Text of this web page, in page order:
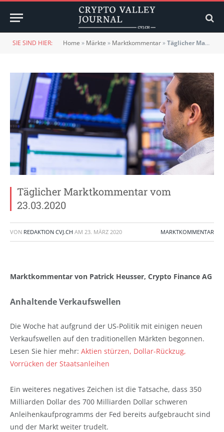
SIE SIND HIER: Home » Märkte » Marktkommentar»Täglicher Marktkommentar vom 23.03.2020
Täglicher Marktkommentar vom
23.03.2020
VON REDAKTION CVJ.CH AM 23. MÄRZ 2020 MARKTKOMMENTAR
Marktkommentar von Patrick Heusser, Crypto Finance AG
Anhaltende Verkaufswellen
Die Woche hat aufgrund der US-Politik mit einigen neuen
Verkaufswellen auf den traditionellen Märkten begonnen.
Lesen Sie hier mehr: Aktien stürzen, Dollar-Rückzug,
Vorrücken der Staatsanleihen
Ein weiteres negatives Zeichen ist die Tatsache, dass 350
Milliarden Dollar des 700 Milliarden Dollar schweren
Anleihenkaufprogramms der Fed bereits aufgebraucht sind
und der Markt weiter trudelt.